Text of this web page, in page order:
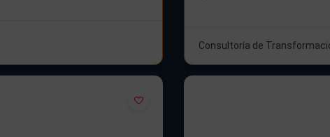
Consultoría de